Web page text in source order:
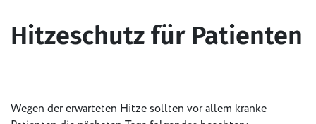
Hitzeschutz für Patienten
Wegen der erwarteten Hitze sollten vor allem kranke